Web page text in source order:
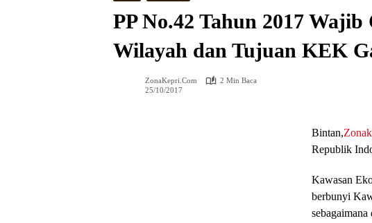
PP No.42 Tahun 2017
Wilayah dan Tujuan KEK
ZonaKepri.com
2 Min Baca
25/10/2017
Bintan,
Republik
Kawasan
berbunyi